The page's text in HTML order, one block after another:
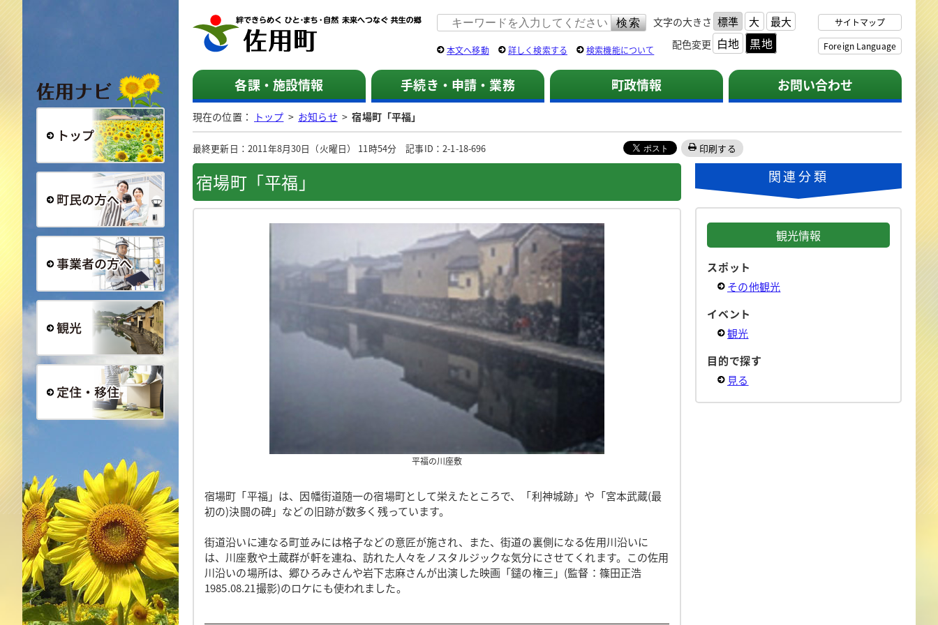
総合トップ
事業者の方へ
定住・移住
佐用町 公式ホームページ 文字の大きさ 標準 大 最大
配色変更 白地 黒地
サイトマップ
Foreign Language
本文へ移動 詳しく検索する 検索機能について
各課・施設情報 手続き・申請・業務 町政情報 お問い合わせ
現在の位置： トップ > お知らせ >宿場町「平福」
最終更新日：2011年8月30日（火曜日） 11時54分 記事ID：2-1-18-696 印刷する
宿場町「平福」
平福の川座敷
宿場町「平福」は、因幡街道随一の宿場町として栄えたところで、「利神城跡」や「宮本武蔵(最
初の)決闘の碑」などの旧跡が数多く残っています。
街道沿いに連なる町並みには格子などの意匠が施され、また、街道の裏側になる佐用川沿いに
は、川座敷や土蔵群が軒を連ね、訪れた人々をノスタルジックな気分にさせてくれます。この佐用
川沿いの場所は、郷ひろみさんや岩下志麻さんが出演した映画「鑓の権三」(監督：篠田正浩
1985.08.21撮影)のロケにも使われました。
関連分類
観光情報
スポット
その他観光
イベント
観光
目的で探す
見る